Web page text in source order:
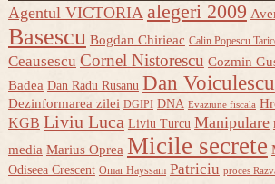
Agentul VICTORIA alegeri 2009
Basescu Bogdan Chirieac Calin Popescu
Ceausescu Cornel Nistorescu Cozmin
Badea Dan Radu Rusanu Dan Voiculescu
Dezinformarea zilei DGIPI DNA Evaziune fiscala
KGB Liviu Luca Liviu Turcu Manipulare
media Marius Oprea Micile secrete
Odiseea Crescent Omar Hayssam Patriciu proces